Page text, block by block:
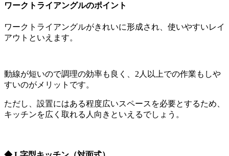
ワークトライアングルのポイント
ワークトライアングルがきれいに形成され、使いやすいレイ
アウトといえます。
動線が短いので調理の効率も良く、2人以上での作業もしや
すいのがメリットです。
ただし、設置にはある程度広いスペースを必要とするため、
キッチンを広く取れる人向きといえるでしょう。